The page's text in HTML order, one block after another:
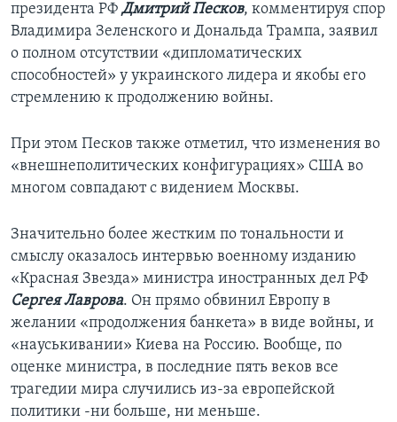
президента РФ Дмитрий Песков, комментируя спор
Владимира Зеленского и Дональда Трампа, заявил
о полном отсутствии «дипломатических
способностей» у украинского лидера и якобы его
стремлению к продолжению войны.
При этом Песков также отметил, что изменения во
«внешнеполитических конфигурациях» США во
многом совпадают с видением Москвы.
Значительно более жестким по тональности и
смыслу оказалось интервью военному изданию
«Красная Звезда» министра иностранных дел РФ
Сергея Лаврова. Он прямо обвинил Европу в
желании «продолжения банкета» в виде войны, и
«науськивании» Киева на Россию. Вообще, по
оценке министра, в последние пять веков все
трагедии мира случились из-за европейской
политики -ни больше, ни меньше.